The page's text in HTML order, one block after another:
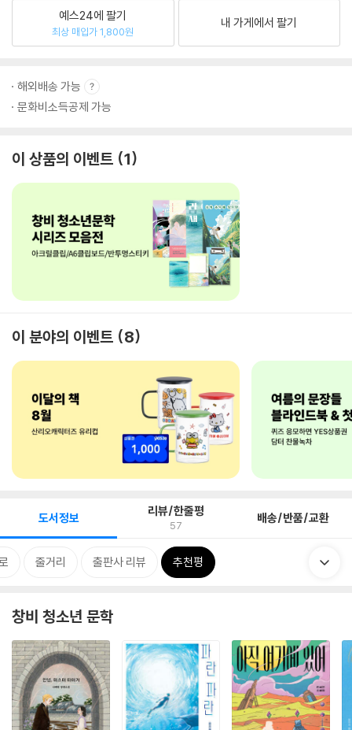
예스24에 팔기
최상 매입가 1,800원
내 가게에서 팔기
해외배송 가능
문화비소득공제 가능
이 상품의 이벤트 1
이 분야의 이벤트 8
도서정보 리뷰/한줄평
57 배송/반품/교환
줄거리 출판사 리뷰 추천평
창비 청소년 문학